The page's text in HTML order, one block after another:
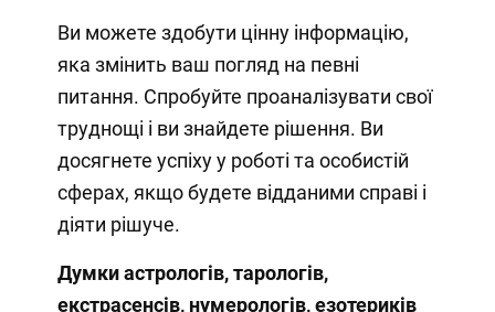
Ви можете здобути цінну інформацію,
яка змінить ваш погляд на певні
питання. Спробуйте проаналізувати свої
труднощі і ви знайдете рішення. Ви
досягнете успіху у роботі та особистій
сферах, якщо будете відданими справі і
діяти рішуче.
Думки астрологів, тарологів,
екстрасенсів, нумерологів, езотериків